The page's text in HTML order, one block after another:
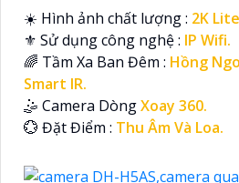
☀️ Hình ảnh chất lượng : 2K
⚜️ Sử dụng công nghệ : IP Wifi.
🌈 Tầm Xa Ban Đêm : Hồng
Smart IR.
🤹 Camera DòngXoay 360.
️💮 Đặt Điểm : Thu Âm Và Loa.